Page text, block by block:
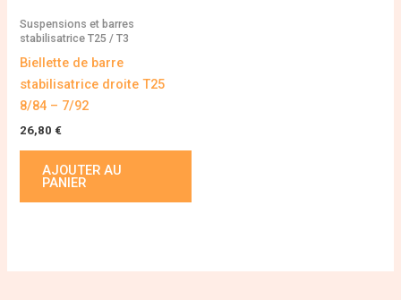
Suspensions et barres
stabilisatrice T25 / T3
Biellette de barre
stabilisatrice droite T25
8/84 – 7/92
26,80 €
AJOUTER AU
PANIER